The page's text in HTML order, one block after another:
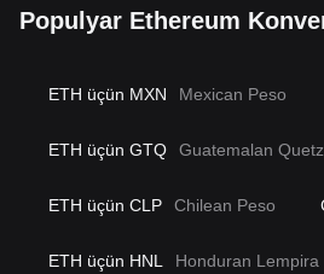
Populyar Ethereum
ETH üçün MXN Mexican Peso
ETH üçün GTQ Guatemalan
ETH üçün CLP Chilean Peso
ETH üçün HNL Honduran Lempira